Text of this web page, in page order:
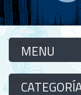
Categorías
Categorías